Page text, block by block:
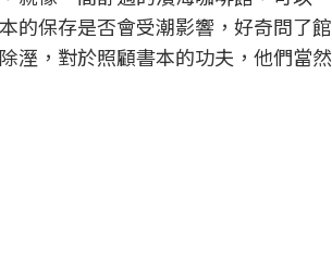
的保存是否會受潮影響，好奇問了
溼，對於照顧書本的功夫，他們當